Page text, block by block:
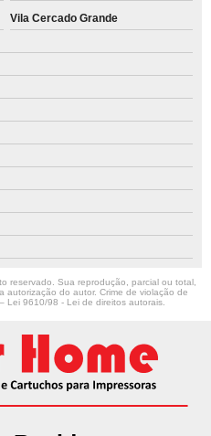
Vila Cercado Grande
reservado. Sua reprodução, parcial ou total,
autorização do autor. Crime de violação de
Lei 9610/98 - Lei de direitos autorais